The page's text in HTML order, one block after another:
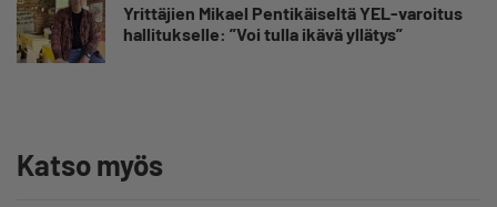
Yrittäjien Mikael Pentikäiseltä YEL-varoitus
hallitukselle: ”Voi tulla ikävä yllätys”
Katso myös